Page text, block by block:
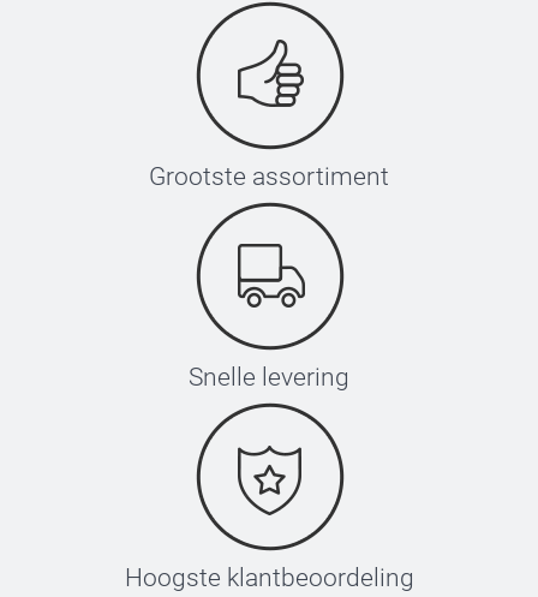
Grootste assortiment
Snelle levering
Hoogste klantbeoordeling